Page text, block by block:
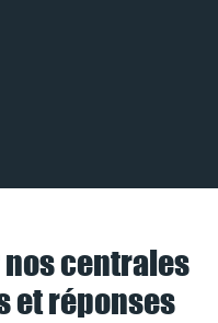
centrales
et réponses